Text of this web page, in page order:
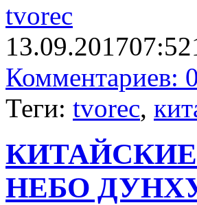
tvorec
13.09.201707:52
Комментариев: 0
Теги: tvorec,
НЕБО